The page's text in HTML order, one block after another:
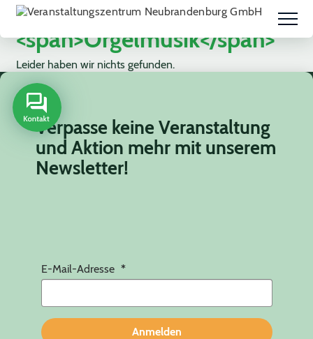
Schlagwort:
<span>Orgelmusik</span>
Leider haben wir nichts gefunden.
Verpasse keine Veranstaltung
und Aktion mehr mit unserem
Newsletter!
E-Mail-Adresse
Anmelden